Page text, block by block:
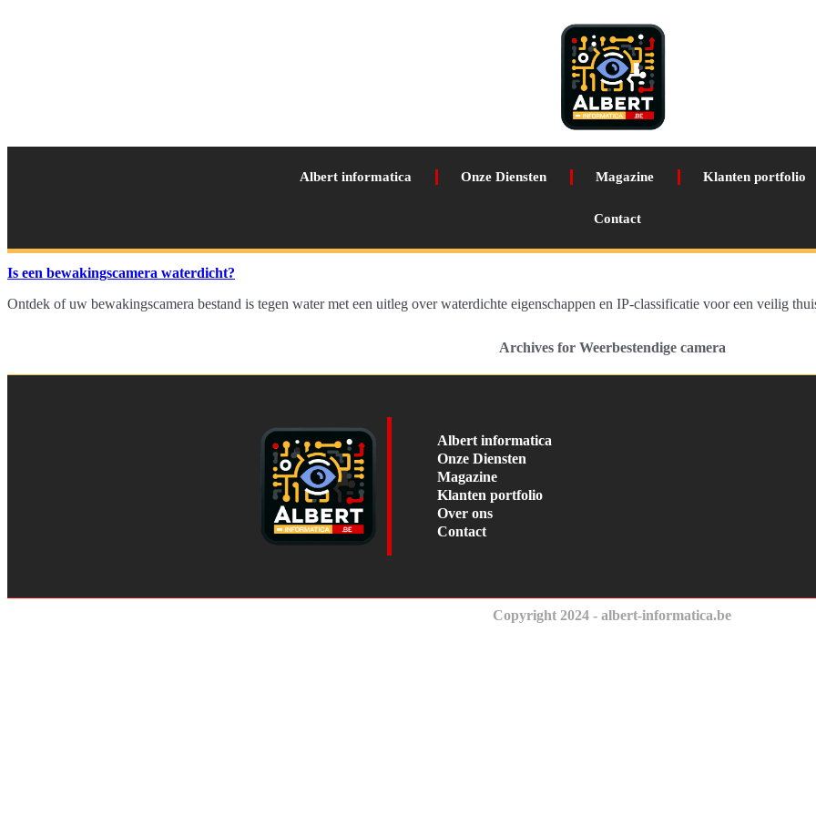
Albert informatica Onze Diensten Magazine Klanten portfolio
Contact
Is een bewakingscamera waterdicht?
Ontdek of uw bewakingscamera bestand is tegen water met een uitleg over waterdichte eigenschappen en IP-classificatie voor een veilig
Archives for Weerbestendige camera
Albert informatica
Onze Diensten
Magazine
Klanten portfolio
Over ons
Contact
Copyright 2024 - albert-informatica.be